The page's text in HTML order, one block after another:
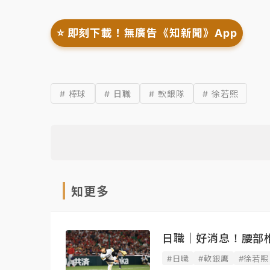
⭐️ 即刻下載！無廣告《知新聞》App
# 棒球 # 日職 # 軟銀隊 # 徐若熙
知更多
日職｜好消息！腰
#日職 #軟銀鷹 #徐若熙